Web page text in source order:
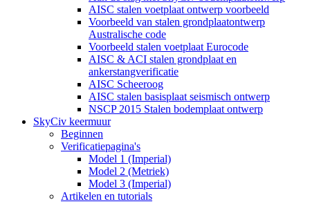
AISC stalen voetplaat ontwerp voorbeeld
Voorbeeld van stalen grondplaatontwerp
Australische code
Voorbeeld stalen voetplaat Eurocode
AISC & ACI stalen grondplaat en
ankerstangverificatie
AISC Scheeroog
AISC stalen basisplaat seismisch ontwerp
NSCP 2015 Stalen bodemplaat ontwerp
SkyCiv keermuur
Beginnen
Verificatiepagina's
Model 1 (Imperial)
Model 2 (Metriek)
Model 3 (Imperial)
Artikelen en tutorials